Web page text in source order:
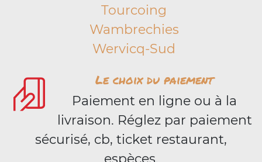
Tourcoing
Wambrechies
Wervicq-Sud
Le choix du paiement
Paiement en ligne ou à la
livraison. Réglez par paiement
sécurisé, cb, ticket restaurant,
espèces.